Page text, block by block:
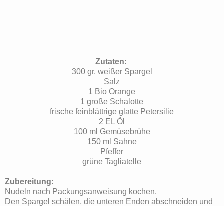
Zutaten:
300 gr. weißer Spargel
Salz
1 Bio Orange
1 große Schalotte
frische feinblättrige glatte Petersilie
2 EL Öl
100 ml Gemüsebrühe
150 ml Sahne
Pfeffer
grüne Tagliatelle
Zubereitung:
Nudeln nach Packungsanweisung kochen.
Den Spargel schälen, die unteren Enden abschneiden und